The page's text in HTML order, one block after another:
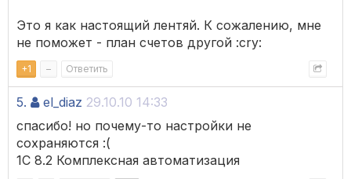
Это я как настоящий лентяй. К сожалению, мне
не поможет - план счетов другой :cry:
+1 – Ответить
5. el_diaz 29.10.10 14:33
спасибо! но почему-то настройки не
сохраняются :(
1С 8.2 Комплексная автоматизация